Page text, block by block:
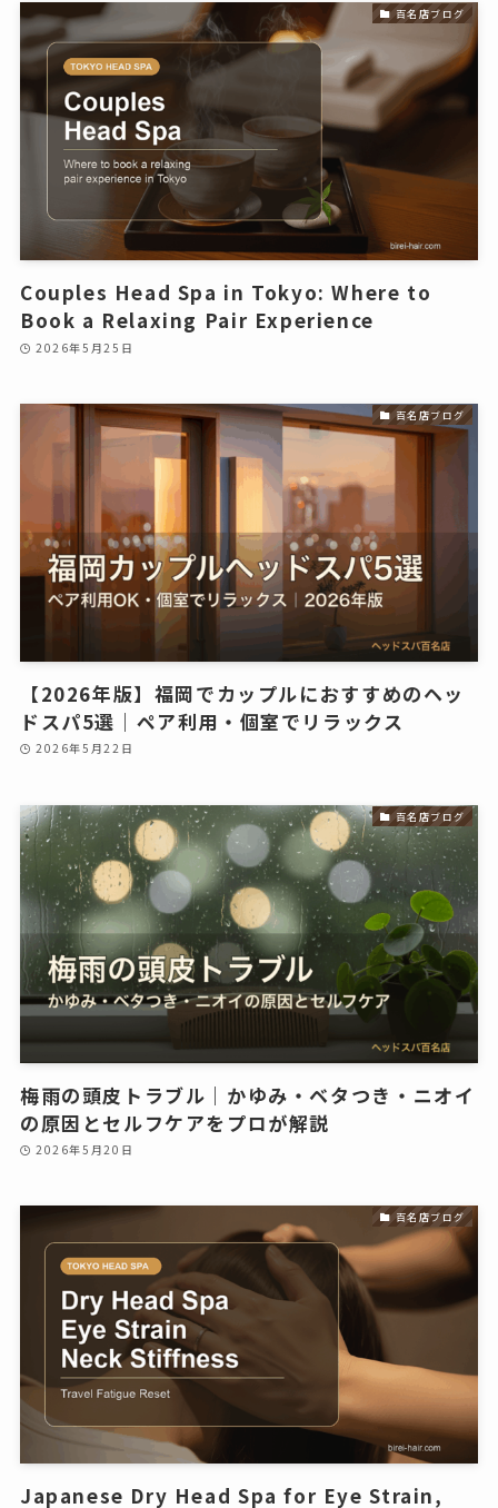
百名店ブログ
Couples Head Spa in Tokyo: Where to
Book a Relaxing Pair Experience
2026年5月25日
百名店ブログ
【2026年版】福岡でカップルにおすすめのヘッ
ドスパ5選｜ペア利用・個室でリラックス
2026年5月22日
百名店ブログ
梅雨の頭皮トラブル｜かゆみ・ベタつき・ニオイ
の原因とセルフケアをプロが解説
2026年5月20日
百名店ブログ
Japanese Dry Head Spa for Eye Strain,